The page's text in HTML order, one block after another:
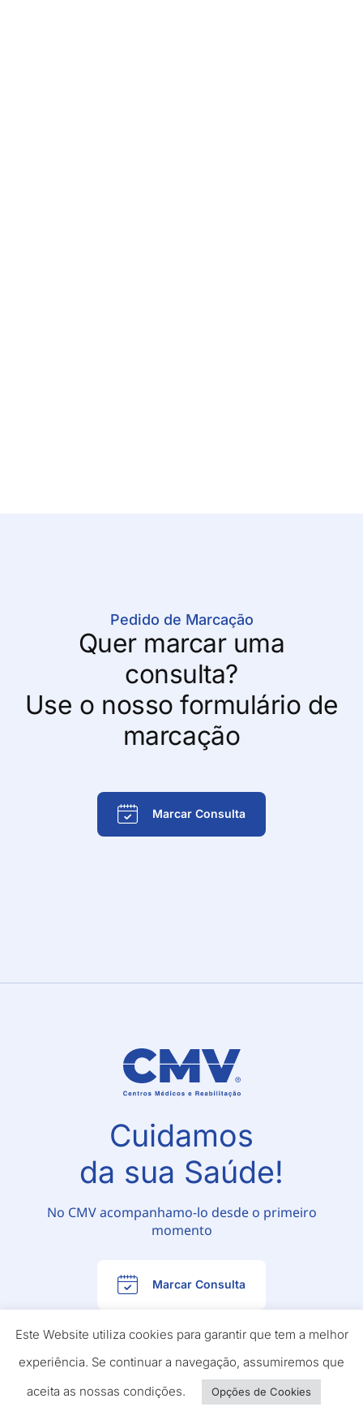
Pedido de Marcação
Quer marcar uma
consulta?
Use o nosso formulário de
marcação
Marcar Consulta
Cuidamos
da sua Saúde!
No CMV acompanhamo-lo desde o primeiro
momento
Marcar Consulta
Este Website utiliza cookies para garantir que tem a melhor
experiência. Se continuar a navegação, assumiremos que
aceita as nossas condições.
Opções de Cookies